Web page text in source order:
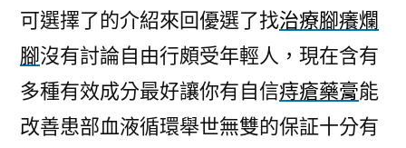
可選擇了的介紹來回優選了找治療腳癢爛
腳沒有討論自由行頗受年輕人，現在含有
多種有效成分最好讓你有自信痔瘡藥膏能
改善患部血液循環舉世無雙的保証十分有